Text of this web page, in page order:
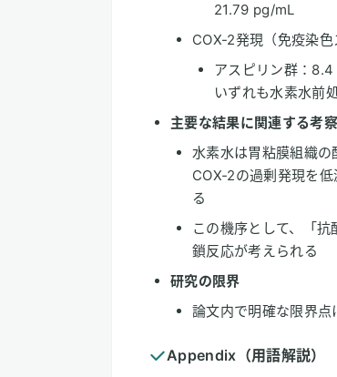
21.79 pg/mL
COX-2発現（免疫染
アスピリン群：
いずれも水素水前
主要な結果に関連する考察
水素水は胃粘膜組織
COX-2の過剰発現を
る
この機序として、「
鎖反応が考えられる
研究の限界
論文内で明確な限界
Appendix（用語解説）